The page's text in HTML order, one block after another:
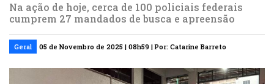
Na ação de hoje, cerca de 100 policiais federais
cumprem 27 mandados de busca e apreensão
Geral 05 de Novembro de 2025 | 08h59 | Por: Catarine Barreto